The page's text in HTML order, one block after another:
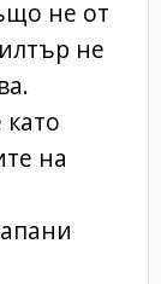
не от
не
на